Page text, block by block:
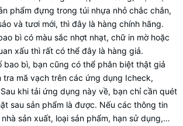
phẩm đựng trong túi nhựa nhỏ chắc chắn,
và tươi mới, thì đây là hàng chính hãng.
bì có màu sắc nhợt nhạt, chữ in mờ hoặc
xấu thì rất có thể đây là hàng giả.
bao bì, bạn cũng có thể phân biệt thật giả
tra mã vạch trên các ứng dụng Icheck,
khi tải ứng dụng này về, bạn chỉ cần quét
sau sản phẩm là được. Nếu các thông tin
sản xuất, loại sản phẩm, hạn sử dụng,…